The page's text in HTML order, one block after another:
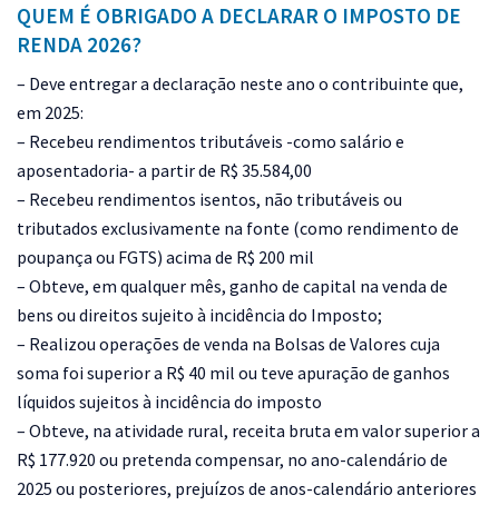
QUEM É OBRIGADO A DECLARAR O IMPOSTO DE
RENDA 2026?
– Deve entregar a declaração neste ano o contribuinte que,
em 2025:
– Recebeu rendimentos tributáveis -como salário e
aposentadoria- a partir de R$ 35.584,00
– Recebeu rendimentos isentos, não tributáveis ou
tributados exclusivamente na fonte (como rendimento de
poupança ou FGTS) acima de R$ 200 mil
– Obteve, em qualquer mês, ganho de capital na venda de
bens ou direitos sujeito à incidência do Imposto;
– Realizou operações de venda na Bolsas de Valores cuja
soma foi superior a R$ 40 mil ou teve apuração de ganhos
líquidos sujeitos à incidência do imposto
– Obteve, na atividade rural, receita bruta em valor superior a
R$ 177.920 ou pretenda compensar, no ano-calendário de
2025 ou posteriores, prejuízos de anos-calendário anteriores